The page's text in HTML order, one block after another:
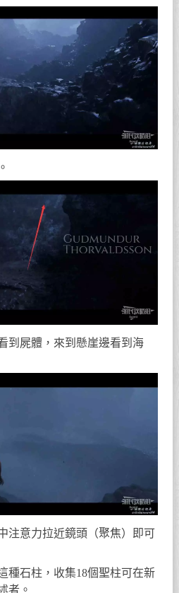
到屍體，來到懸崖邊看到海
注意力拉近鏡頭（聚焦）即可
種石柱，收集18個聖柱可在新
者。